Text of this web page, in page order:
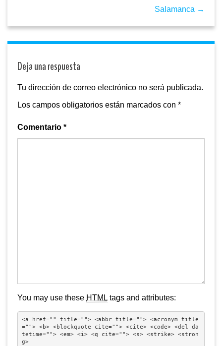
Salamanca →
Deja una respuesta
Tu dirección de correo electrónico no será publicada.
Los campos obligatorios están marcados con *
Comentario *
You may use these HTMLtags and attributes:
<a href="" title=""> <abbr title=""> <acronym title
=""> <b> <blockquote cite=""> <cite> <code> <del da
tetime=""> <em> <i> <q cite=""> <s> <strike> <stron
g>